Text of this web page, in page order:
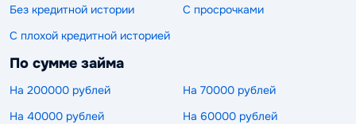
Без кредитной истории
С просрочками
С плохой кредитной историей
По сумме займа
На 200000 рублей
На 70000 рублей
На 40000 рублей
На 60000 рублей